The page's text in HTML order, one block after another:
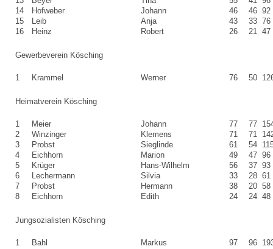
14
Hofweber Johann 46 46 92
15
Leib Anja 43 33 76
16
Heinz Robert 26 21 47
Gewerbeverein Kösching
1 Krammel Werner 76 50
Heimatverein Kösching
1 Meier Johann 77 77
2
Winzinger Klemens 71 71
3
Probst Sieglinde 61 54
4
Eichhorn Marion 49 47 96
5
Krüger Hans-Wilhelm 56 37 93
6
Lechermann Silvia 33 28 61
7
Probst Hermann 38 20 58
8
Eichhorn Edith 24 24 48
Jungsozialisten Kösching
1 Bahl Markus 97 96